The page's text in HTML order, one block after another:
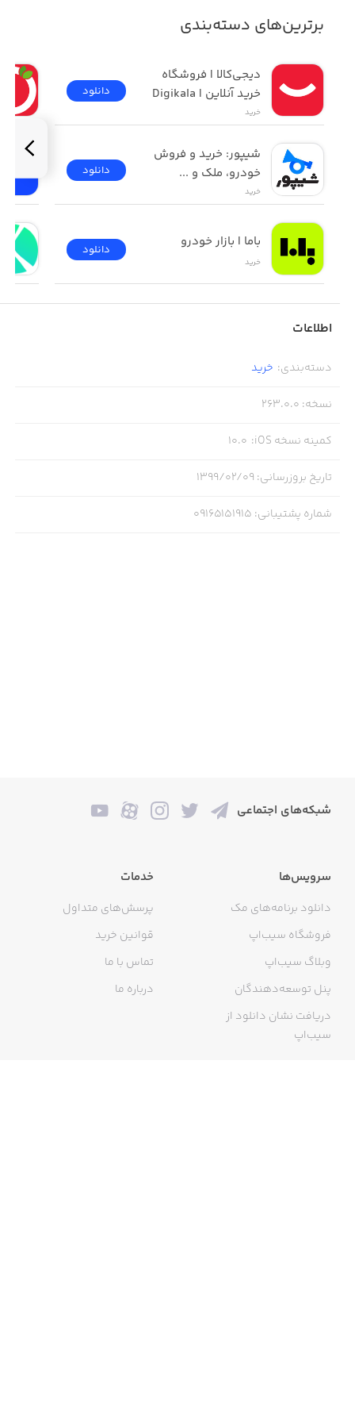
برترین‌های دسته‌بندی
خرید آنلاین | Digikala
خرید
دانلود
خودرو، ملک و ...
خرید
دانلود
باما | بازار خودرو
خرید
دانلود
اطلاعات
دسته‌بندی: خرید
نسخه:
263.0.0
کمینه نسخه iOS :
10.0
تاریخ بروزرسانی: ۱۳۹۹/۰۲/۰۹
شماره پشتیبانی:
09165151915
شبکه‌های اجتماعی
سرویس‌ها
دانلود برنامه‌های مک
فروشگاه سیب‌اپ
وبلاگ سیب‌اپ
پنل توسعه‌دهندگان
دریافت نشان دانلود از
سیب‌اپ
خدمات
پرسش‌های متداول
قوانین خرید
تماس با ما
درباره ما